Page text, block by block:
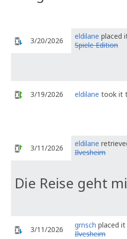
3/20/2026 eldilane placed
Spiele Edition
3/19/2026 eldilane took it
3/11/2026 eldilane
Ilvesheim
Die Reise geht
3/11/2026 grnsch placed it
Ilvesheim